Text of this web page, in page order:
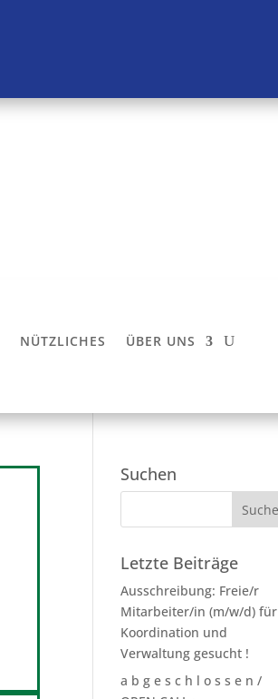
NÜTZLICHES ÜBER UNS
Suchen
Letzte Beiträge
Ausschreibung: Freie/r
Mitarbeiter/in (m/w/d) für
Koordination und
Verwaltung gesucht !
a b g e s c h l o s s e n /